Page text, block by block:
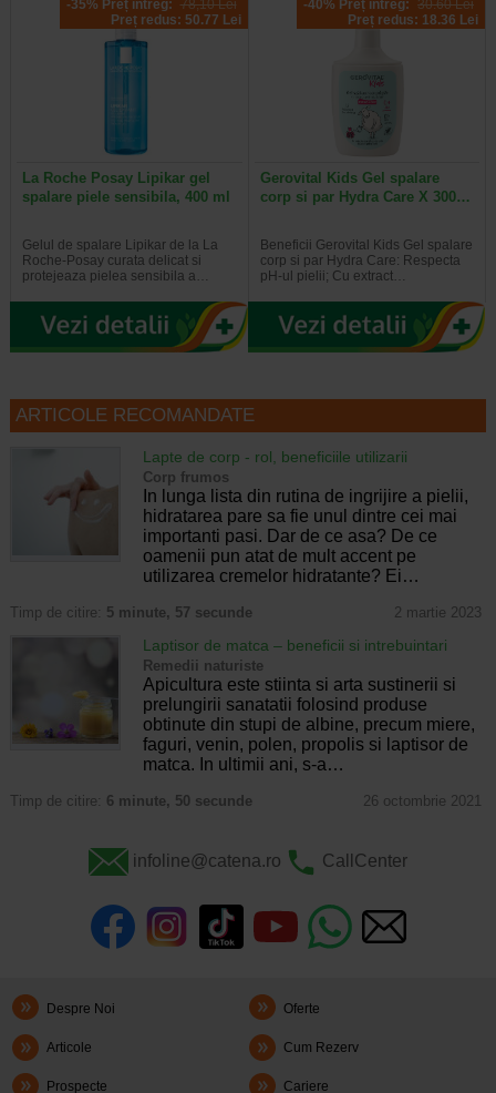
-35% Preț întreg: 78,10 Lei
Preț redus: 50.77 Lei
La Roche Posay Lipikar gel
spalare piele sensibila, 400 ml
Gelul de spalare Lipikar de la La
Roche-Posay curata delicat si
protejeaza pielea sensibila a…
-40% Preț întreg: 30.60 Lei
Preț redus: 18.36 Lei
Gerovital Kids Gel spalare
corp si par Hydra Care X 300…
Beneficii Gerovital Kids Gel spalare
corp si par Hydra Care: Respecta
pH-ul pielii; Cu extract…
ARTICOLE RECOMANDATE
Lapte de corp - rol, beneficiile utilizarii
Corp frumos
In lunga lista din rutina de ingrijire a pielii,
hidratarea pare sa fie unul dintre cei mai
importanti pasi. Dar de ce asa? De ce
oamenii pun atat de mult accent pe
utilizarea cremelor hidratante? Ei…
Timp de citire: 5 minute, 57 secunde 2 martie 2023
Laptisor de matca – beneficii si intrebuintari
Remedii naturiste
Apicultura este stiinta si arta sustinerii si
prelungirii sanatatii folosind produse
obtinute din stupi de albine, precum miere,
faguri, venin, polen, propolis si laptisor de
matca. In ultimii ani, s-a…
Timp de citire: 6 minute, 50 secunde 26 octombrie 2021
infoline@catena.ro CallCenter
Despre Noi Oferte
Articole Cum Rezerv
Prospecte Cariere